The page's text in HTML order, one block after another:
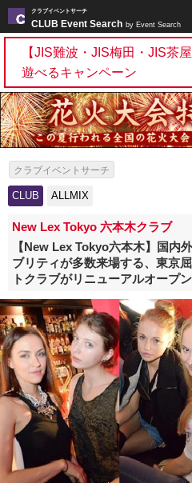
クラブイベントサーチ
CLUB Event Search by Event Search
【JIS難波・JIS梅田・JIS茶
遊べるキャンペーン
クラブイベントサーチ
CLUB ALLMIX
New Lex Tokyo 六本木クラブ
【New Lex Tokyo六本木】国内
ブリティが多数来場する、東京
トクラブがリニューアルオープン